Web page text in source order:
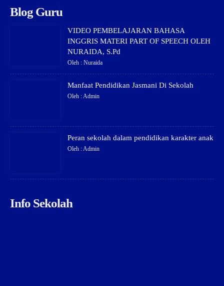
Blog Guru
VIDEO PEMBELAJARAN BAHASA
INGGRIS MATERI PART OF SPEECH OLEH
NURAIDA, S.Pd
Oleh : Nuraida
Manfaat Pendidikan Jasmani Di Sekolah
Oleh : Admin
Peran sekolah dalam pendidikan karakter anak
Oleh : Admin
Info Sekolah